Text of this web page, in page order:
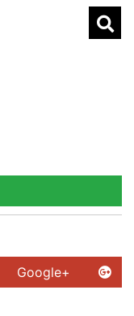
Google+